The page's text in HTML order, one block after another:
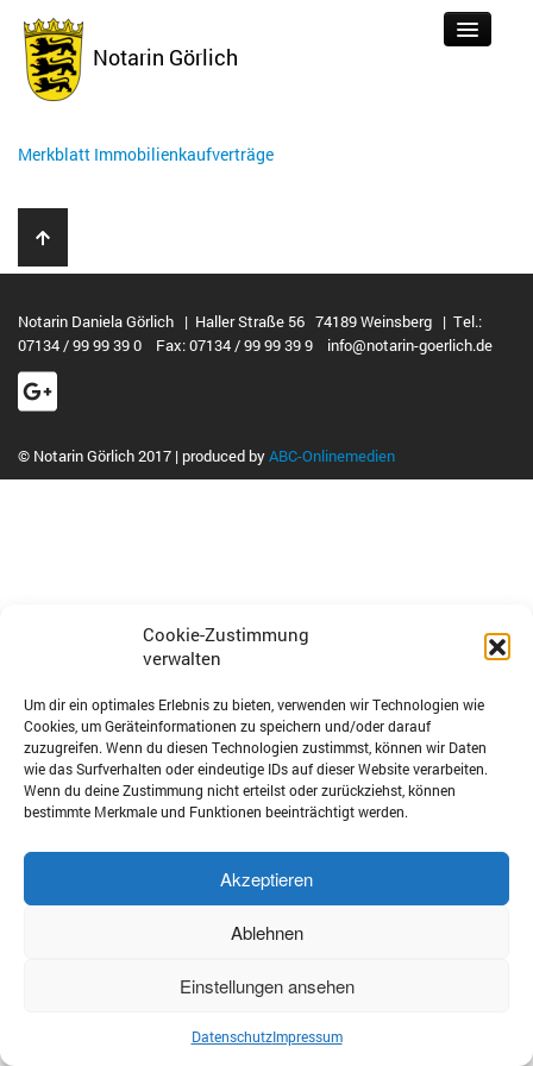
Cookie-Zustimmung
verwalten
Um dir ein optimales Erlebnis zu bieten, verwenden wir Technologien wie
Cookies, um Geräteinformationen zu speichern und/oder darauf
zuzugreifen. Wenn du diesen Technologien zustimmst, können wir Daten
wie das Surfverhalten oder eindeutige IDs auf dieser Website verarbeiten.
Wenn du deine Zustimmung nicht erteilst oder zurückziehst, können
bestimmte Merkmale und Funktionen beeinträchtigt werden.
Akzeptieren
Ablehnen
Einstellungen ansehen
DatenschutzImpressum
Notarin Görlich
Tätigkeiten
Aktuelles
Kontakt
Links
Datenschutz
Merkblatt Immobilienkaufverträge
Notarin Daniela Görlich | Haller Straße 56 74189 Weinsberg | Tel.:
07134 / 99 99 39 0 Fax: 07134 / 99 99 39 9 info@notarin-goerlich.de
© Notarin Görlich 2017 | produced byABC-Onlinemedien